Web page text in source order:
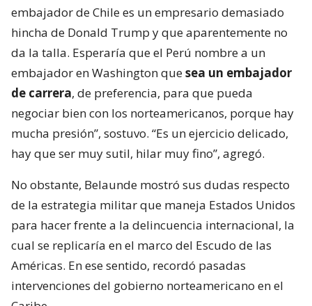
embajador de Chile es un empresario demasiado
hincha de Donald Trump y que aparentemente no
da la talla. Esperaría que el Perú nombre a un
embajador en Washington quesea un embajador
de carrera, de preferencia, para que pueda
negociar bien con los norteamericanos, porque hay
mucha presión”, sostuvo. “Es un ejercicio delicado,
hay que ser muy sutil, hilar muy fino”, agregó.
No obstante, Belaunde mostró sus dudas respecto
de la estrategia militar que maneja Estados Unidos
para hacer frente a la delincuencia internacional, la
cual se replicaría en el marco del Escudo de las
Américas. En ese sentido, recordó pasadas
intervenciones del gobierno norteamericano en el